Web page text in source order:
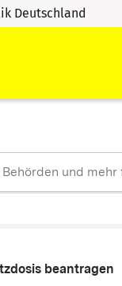
Deutschland
beantragen